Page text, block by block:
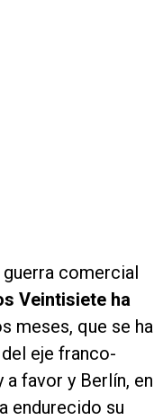
comercial
Veintisiete ha
meses, que se ha
eje franco-
a favor y Berlín, en
endurecido su